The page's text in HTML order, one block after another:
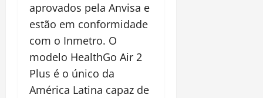
aprovados pela Anvisa e
estão em conformidade
com o Inmetro. O
modelo HealthGo Air 2
Plus é o único da
América Latina capaz de